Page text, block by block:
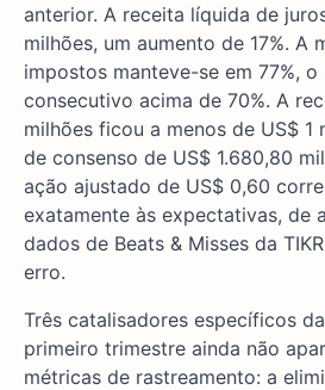
anterior. A receita líquida de
milhões, um aumento de 17%. A
impostos manteve-se em 77%,
consecutivo acima de 70%. A
milhões ficou a menos de US$ 1
de consenso de US$ 1.680,80
ação ajustado de US$ 0,60
exatamente às expectativas, de
dados de Beats & Misses da
erro.
Três catalisadores específicos
primeiro trimestre ainda não
métricas de rastreamento: a